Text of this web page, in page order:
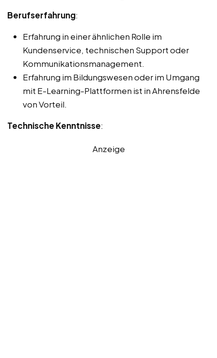
Berufserfahrung:
Erfahrung in einer ähnlichen Rolle im
Kundenservice, technischen Support oder
Kommunikationsmanagement.
Erfahrung im Bildungswesen oder im Umgang
mit E-Learning-Plattformen ist in Ahrensfelde
von Vorteil.
Technische Kenntnisse:
Anzeige